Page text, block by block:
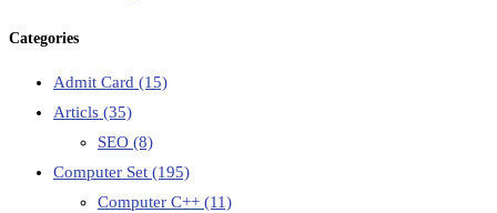
Categories
Admit Card (15)
Articls (35)
SEO (8)
Computer Set (195)
Computer C++ (11)